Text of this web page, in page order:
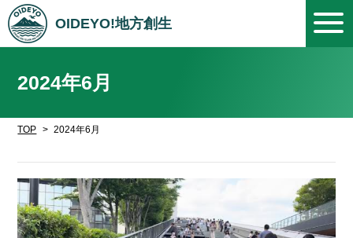
OIDEYO!地方創生
2024年6月
TOP 2024年6月